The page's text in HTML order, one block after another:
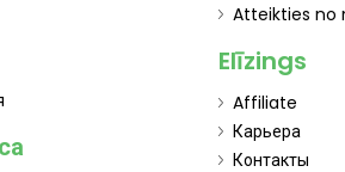
Atteikties no
Elīzings
Affiliate
Карьера
Контакты